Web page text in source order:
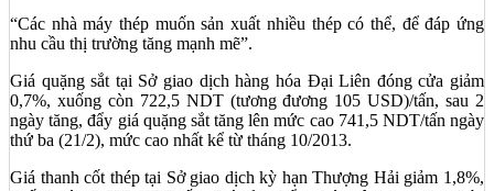
“Các nhà máy thép muốn sản xuất nhiều thép có thể, để đáp ứng
nhu cầu thị trường tăng mạnh mẽ”.
Giá quặng sắt tại Sở giao dịch hàng hóa Đại Liên đóng cửa giảm
0,7%, xuống còn 722,5 NDT (tương đương 105 USD)/tấn, sau 2
ngày tăng, đẩy giá quặng sắt tăng lên mức cao 741,5 NDT/tấn ngày
thứ ba (21/2), mức cao nhất kể từ tháng 10/2013.
Giá thanh cốt thép tại Sở giao dịch kỳ hạn Thượng Hải giảm 1,8%,